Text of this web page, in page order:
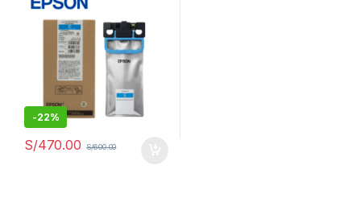
-22%
S/470.00 S/600.00